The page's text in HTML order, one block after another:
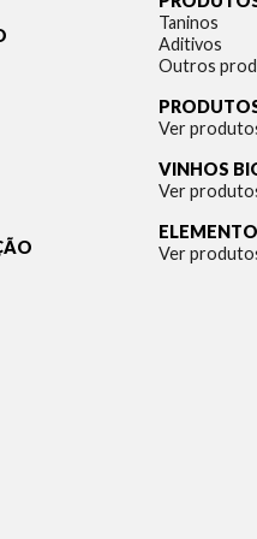
Taninos
Aditivos
Outros
Ver
VINHOS
Ver
Ver